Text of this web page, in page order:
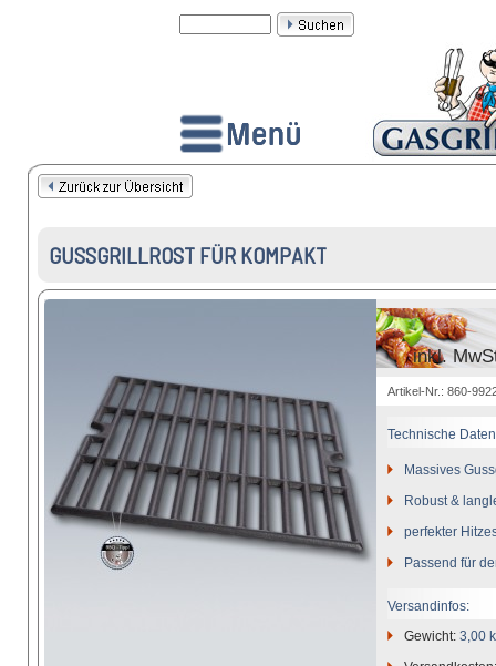
GUSSGRILLROST FÜR KOMPAKT
inkl.
Artikel-Nr.: 860-
Technische
Massives
Robust &
perfekter
Passend für
Versandinfos:
Gewicht: 3,00